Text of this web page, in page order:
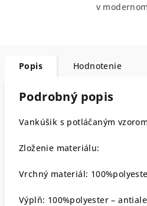
v
Popis Hodnotenie
Podrobný popis
Vankúšik s potláčaným
Zloženie materiálu:
Vrchný materiál:
Výplň: 100%polyester –